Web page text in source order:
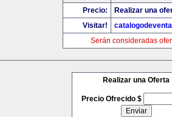
Precio:
Realizar una
Visitar!
Serán consideradas
Realizar una Oferta
Precio Ofrecido $